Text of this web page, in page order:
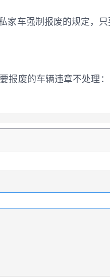
家车强制报废的规定，
报废的车辆违章不处理